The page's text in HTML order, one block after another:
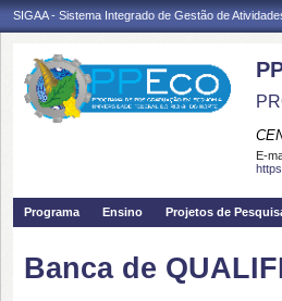
SIGAA - Sistema Integrado de Gestão de
E-
Programa Ensino Projetos de
Banca de